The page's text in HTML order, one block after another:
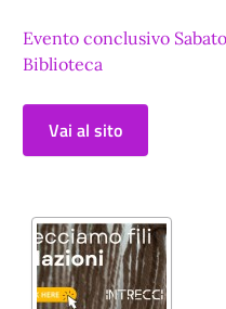
Evento conclusivo
Biblioteca
Vai al sito